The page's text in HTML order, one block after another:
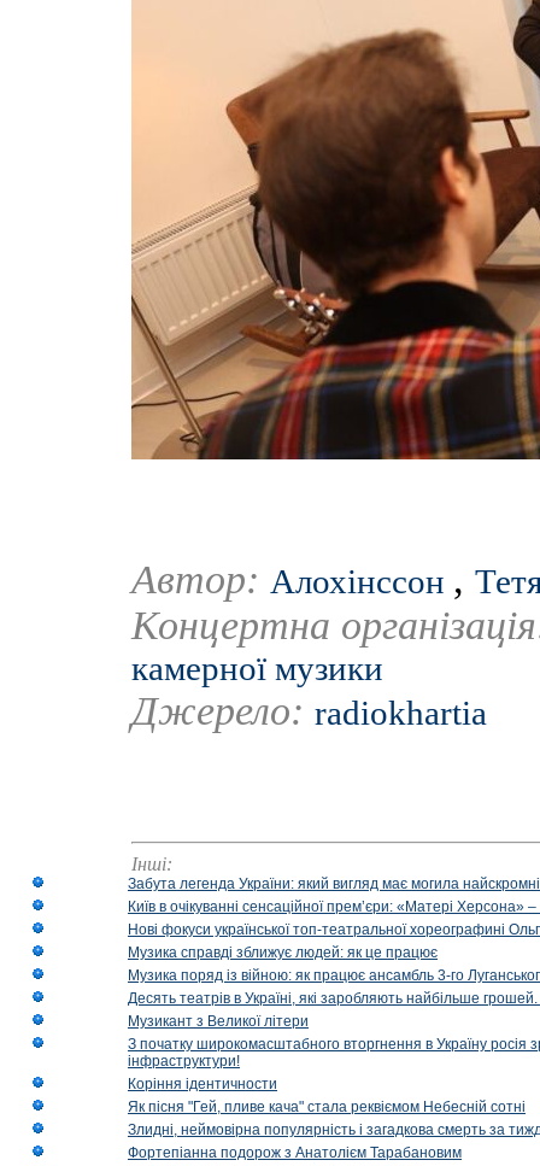
Автор: Алохінссон ,
Концертна
камерної музики
Джерело: radiokhartia
Інші:
Забута легенда України: який вигляд має могила
Київ в очікуванні сенсаційної прем’єри: «Матері
Нові фокуси української топ-театральної хореографині
Музика справді зближує людей: як це працює
Музика поряд із війною: як працює ансамбль 3-го
Десять театрів в Україні, які заробляють найбільше
Музикант з Великої літери
З початку широкомасштабного вторгнення в Україну росія
інфраструктури!
Коріння ідентичности
Як пісня "Гей, пливе кача" стала реквіємом Небесній сотні
Злидні, неймовірна популярність і загадкова смерть за
Фортепіанна подорож з Анатолієм Тарабановим